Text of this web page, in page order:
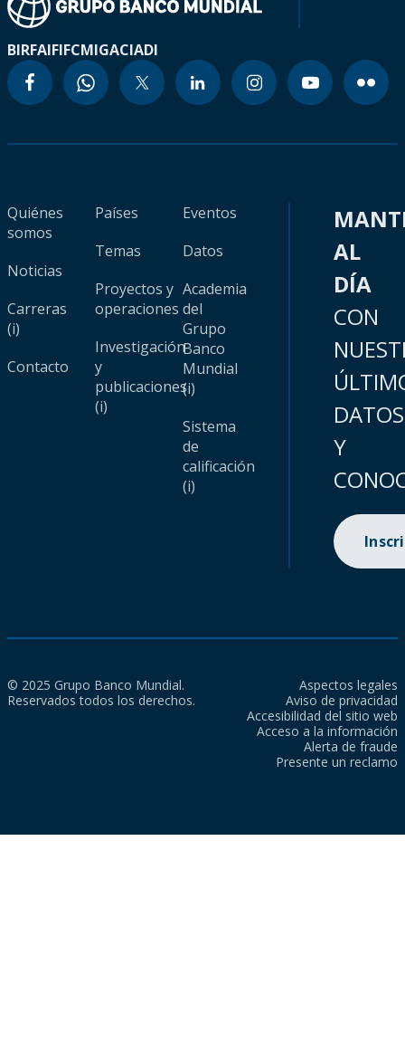
BIRFAIFIFCMIGACIADI
Quiénes
somos
Noticias
Carreras
(i)
Contacto
Países
Temas
Proyectos y
operaciones
Investigación
y
publicaciones
(i)
Eventos
Datos
Academia
del
Grupo
Banco
Mundial
(i)
Sistema
de
calificación
(i)
AL
DÍA
CON
DATOS
Y
© 2025 Grupo Banco Mundial.
Reservados todos los derechos.
Aspectos legales
Aviso de privacidad
Accesibilidad del sitio web
Acceso a la información
Alerta de fraude
Presente un reclamo